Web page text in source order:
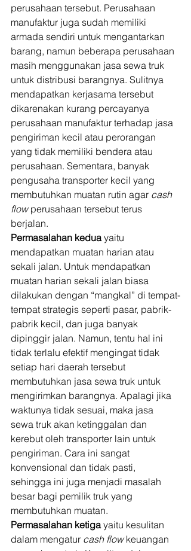
perusahaan tersebut. Perusahaan
manufaktur juga sudah memiliki
armada sendiri untuk mengantarkan
barang, namun beberapa perusahaan
masih menggunakan jasa sewa truk
untuk distribusi barangnya. Sulitnya
mendapatkan kerjasama tersebut
dikarenakan kurang percayanya
perusahaan manufaktur terhadap jasa
pengiriman kecil atau perorangan
yang tidak memiliki bendera atau
perusahaan. Sementara, banyak
pengusaha transporter kecil yang
membutuhkan muatan rutin agar cash
flow perusahaan tersebut terus
berjalan.
Permasalahan kedua yaitu
mendapatkan muatan harian atau
sekali jalan. Untuk mendapatkan
muatan harian sekali jalan biasa
dilakukan dengan “mangkal” di tempat-
tempat strategis seperti pasar, pabrik-
pabrik kecil, dan juga banyak
dipinggir jalan. Namun, tentu hal ini
tidak terlalu efektif mengingat tidak
setiap hari daerah tersebut
membutuhkan jasa sewa truk untuk
mengirimkan barangnya. Apalagi jika
waktunya tidak sesuai, maka jasa
sewa truk akan ketinggalan dan
kerebut oleh transporter lain untuk
pengiriman. Cara ini sangat
konvensional dan tidak pasti,
sehingga ini juga menjadi masalah
besar bagi pemilik truk yang
membutuhkan muatan.
Permasalahan ketiga yaitu kesulitan
dalam mengatur cash flow keuangan